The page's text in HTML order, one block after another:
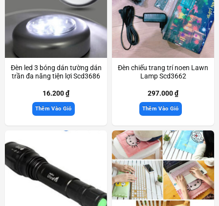
Đèn led 3 bóng dán tường dán
trần đa năng tiện lợi Scd3686
16.200₫
Thêm Vào Giỏ
Đèn chiếu trang trí noen Lawn
Lamp Scd3662
297.000₫
Thêm Vào Giỏ